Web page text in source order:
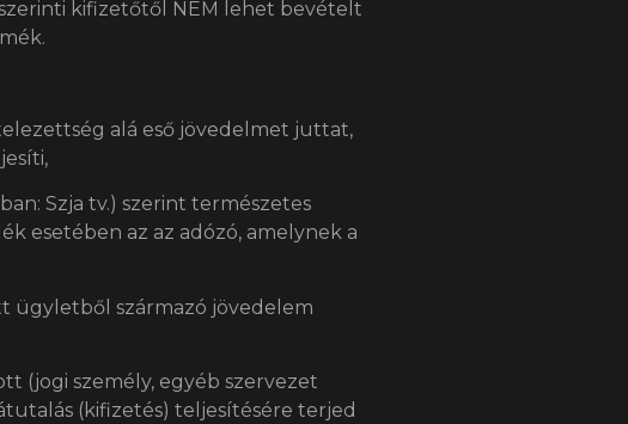
kifizetőtől NEM lehet bevételt
alá eső jövedelmet juttat,
Szja tv.) szerint természetes
esetében az az adózó, amelynek a
ügyletből származó jövedelem
(jogi személy, egyéb szervezet
(kifizetés) teljesítésére terjed